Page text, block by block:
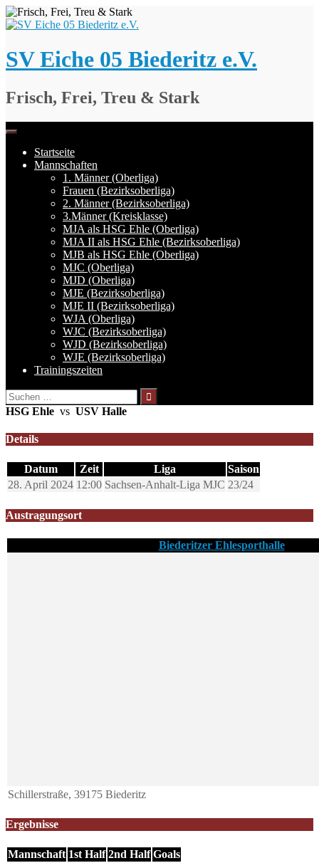
Springe
zum
SV Eiche 05 Biederitz e.V.
Frisch, Frei, Treu & Stark
Startseite
Mannschaften
1. Männer (Oberliga)
Frauen (Bezirksoberliga)
2. Männer (Bezirksoberliga)
3.Männer (Kreisklasse)
MJA als HSG Ehle (Oberliga)
MJA II als HSG Ehle (Bezirksoberliga)
MJB als HSG Ehle (Oberliga)
MJC (Oberliga)
MJD (Oberliga)
MJE (Bezirksoberliga)
MJE II (Bezirksoberliga)
WJA (Oberliga)
WJC (Bezirksoberliga)
WJD (Bezirksoberliga)
WJE (Bezirksoberliga)
Trainingszeiten
Suchen
nach:
HSG Ehle vs USV Halle
Details
Datum Zeit Liga
Saison
28. April 2024 12:00 Sachsen-Anhalt-Liga MJC 23/24
Austragungsort
Biederitzer Ehlesporthalle
Schillerstraße, 39175 Biederitz
Ergebnisse
Mannschaft 1st Half 2nd Half Goals